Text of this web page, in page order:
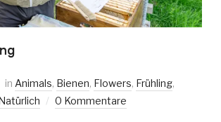
in Animals, Bienen, Flowers, Frühling,
0 Kommentare